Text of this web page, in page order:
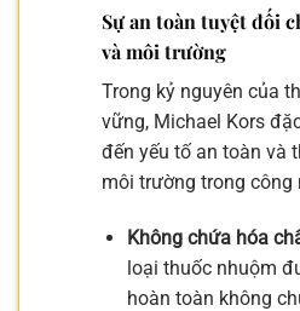
Sự an toàn tuyệt đối
và môi trường
Trong kỷ nguyên của
vững, Michael Kors
đến yếu tố an toàn và
môi trường trong công
Không chứa hóa
loại thuốc nhuộm
hoàn toàn không